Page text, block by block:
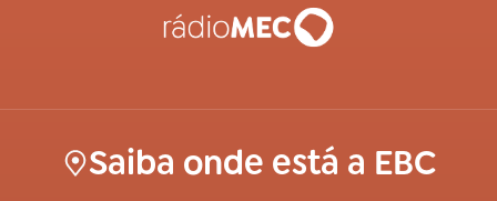
Saiba onde está a EBC